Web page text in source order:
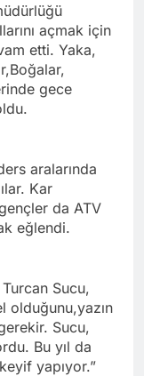
açmak için
etti. Yaka,
gece
aralarında
Kar
da ATV
eğlendi.
Sucu,
olduğunu,yazın
Sucu,
Bu yıl da
yapıyor.”